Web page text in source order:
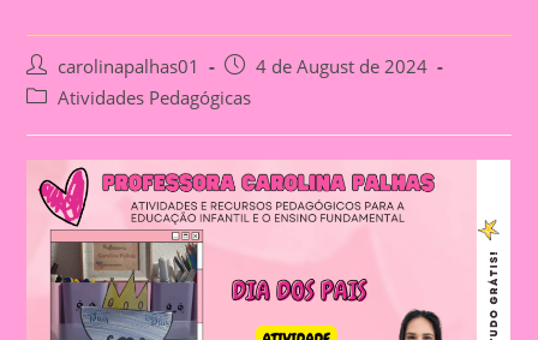
Post
author:
carolinapalhas01
Post
published:
4 de August de 2024
PostAtividades Pedagógicas